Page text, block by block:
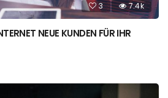
3 7.4k
NEUE KUNDEN FÜR IHR